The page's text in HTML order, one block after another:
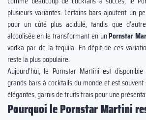
plusieurs variantes. Certains bars ajoutent un
pour un côté plus acidulé, tandis que
alcoolisée en le transformant en unPornstar
vodka par de la tequila. En dépit de ces
reste la plus populaire.
Aujourd’hui, le Pornstar Martini est
grands bars à cocktails du monde et est
élégantes, garnis de fruits frais pour une
Pourquoi le Pornstar Martini